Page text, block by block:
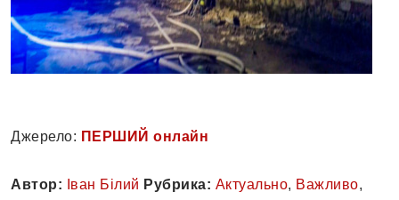
Джерело: ПЕРШИЙ онлайн
Автор: Іван Білий Рубрика: Актуально, Важливо,